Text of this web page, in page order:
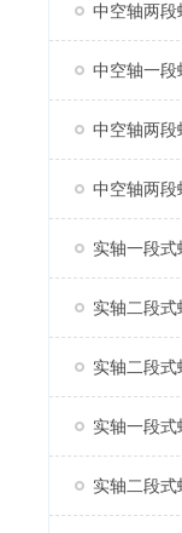
中空轴两段
中空轴一段
中空轴两段
中空轴两段
实轴一段
实轴二段式
实轴二段式
实轴一段
实轴二段